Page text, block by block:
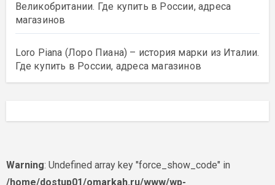
Великобритании. Где купить в России, адреса
магазинов
Loro Piana (Лоро Пиана) – история марки из Италии.
Где купить в России, адреса магазинов
Warning: Undefined array key "force_show_code" in
/home/dostup01/omarkah.ru/www/wp-